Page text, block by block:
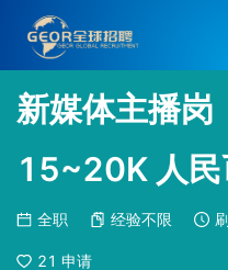
新媒体主播岗
15~20K 人民
全职 经验不限
21 申请